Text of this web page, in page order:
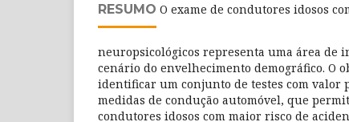
RESUMO O exame de condutores idosos
neuropsicológicos representa uma área de
cenário do envelhecimento demográfico. O
identificar um conjunto de testes com valor
medidas de condução automóvel, que
condutores idosos com maior risco de